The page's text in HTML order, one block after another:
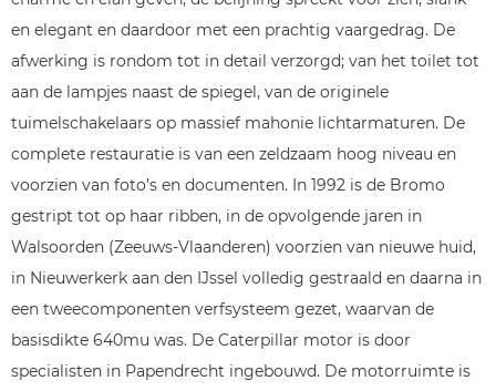
en elegant en daardoor met een prachtig vaargedrag. De
afwerking is rondom tot in detail verzorgd; van het toilet tot
aan de lampjes naast de spiegel, van de originele
tuimelschakelaars op massief mahonie lichtarmaturen. De
complete restauratie is van een zeldzaam hoog niveau en
voorzien van foto’s en documenten. In 1992 is de Bromo
gestript tot op haar ribben, in de opvolgende jaren in
Walsoorden (Zeeuws-Vlaanderen) voorzien van nieuwe huid,
in Nieuwerkerk aan den IJssel volledig gestraald en daarna in
een tweecomponenten verfsysteem gezet, waarvan de
basisdikte 640mu was. De Caterpillar motor is door
specialisten in Papendrecht ingebouwd. De motorruimte is